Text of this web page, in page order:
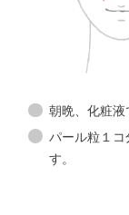
朝晩、化粧液
パール粒１コ
す。